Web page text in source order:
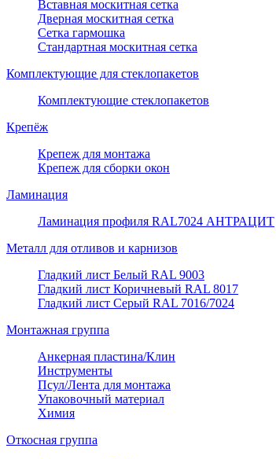
Вставная москитная сетка
Дверная москитная сетка
Сетка гармошка
Стандартная москитная сетка
Комплектующие для стеклопакетов
Комплектующие стеклопакетов
Крепёж
Крепеж для монтажа
Крепеж для сборки окон
Ламинация
Ламинация профиля RAL7024 АНТРАЦИТ
Металл для отливов и карнизов
Гладкий лист Белый RAL 9003
Гладкий лист Коричневый RAL 8017
Гладкий лист Серый RAL 7016/7024
Монтажная группа
Анкерная пластина/Клин
Инструменты
Псул/Лента для монтажа
Упаковочный материал
Химия
Откосная группа